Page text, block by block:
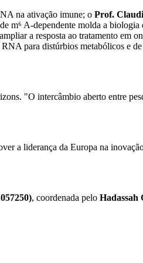
na ativação imune; o Prof.
m⁶ A-dependente molda a biologia
a resposta ao tratamento em
para distúrbios metabólicos e
"O intercâmbio aberto entre
a liderança da Europa na
, coordenada pelo Hadassah